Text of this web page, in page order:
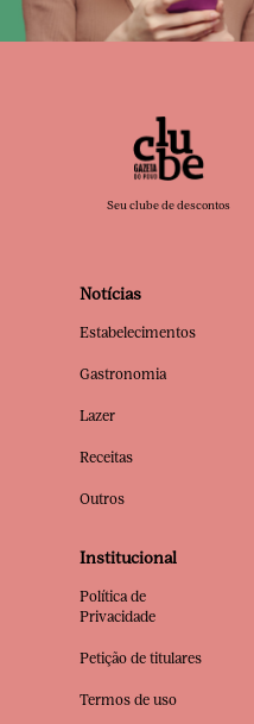
Seu clube de descontos
Notícias
Estabelecimentos
Gastronomia
Lazer
Receitas
Outros
Institucional
Política de
Privacidade
Petição de titulares
Termos de uso